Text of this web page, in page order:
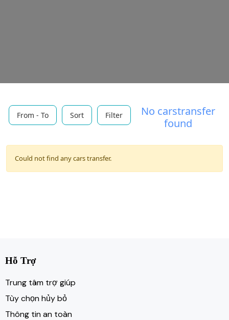
From - To Sort Filter
No carstransfer
found
Could not find any cars transfer.
Hỗ Trợ
Trung tâm trợ giúp
Tùy chọn hủy bỏ
Thông tin an toàn